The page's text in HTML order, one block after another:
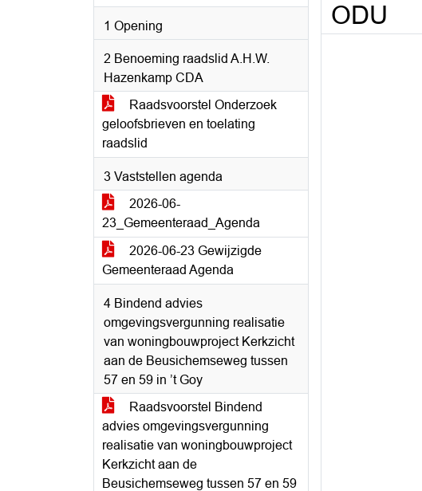
1 Opening
2 Benoeming raadslid A.H.W.
Hazenkamp CDA
Raadsvoorstel Onderzoek
geloofsbrieven en toelating
raadslid
3 Vaststellen agenda
2026-06-
23_Gemeenteraad_Agenda
2026-06-23 Gewijzigde
Gemeenteraad Agenda
4 Bindend advies
omgevingsvergunning realisatie
van woningbouwproject Kerkzicht
aan de Beusichemseweg tussen
57 en 59 in ’t Goy
Raadsvoorstel Bindend
advies omgevingsvergunning
realisatie van woningbouwproject
Kerkzicht aan de
Beusichemseweg tussen 57 en 59
ODU